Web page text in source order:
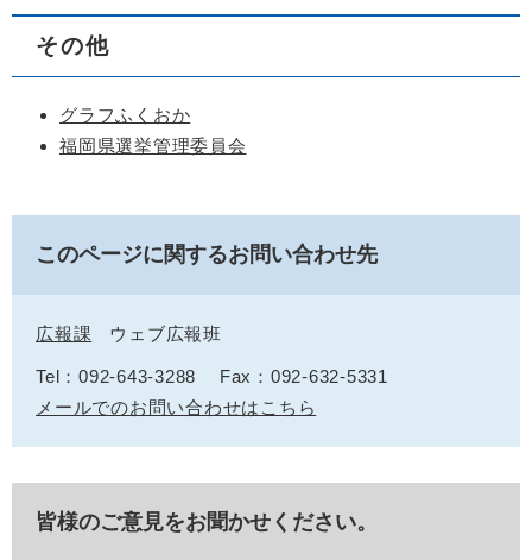
その他
グラフふくおか
福岡県選挙管理委員会
このページに関するお問い合わせ先
広報課 ウェブ広報班
Tel：092-643-3288
Fax：092-632-5331
メールでのお問い合わせはこちら
皆様のご意見をお聞かせください。